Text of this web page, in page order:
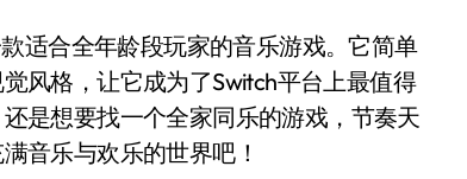
适合全年龄段玩家的音乐游戏。它简单
风格，让它成为了Switch平台上最值得
是想要找一个全家同乐的游戏，节奏天
音乐与欢乐的世界吧！